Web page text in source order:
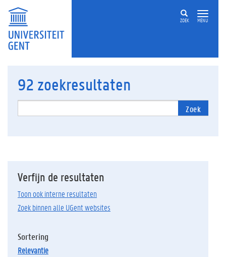
ZOEK MENU
92 zoekresultaten
Zoek
Verfijn de resultaten
Toon ook interne resultaten
Zoek binnen alle UGent websites
Sortering
relevantie